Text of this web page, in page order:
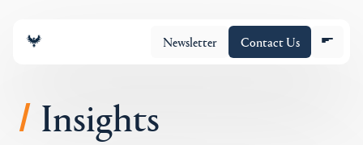
Newsletter Contact Us
/ Insights